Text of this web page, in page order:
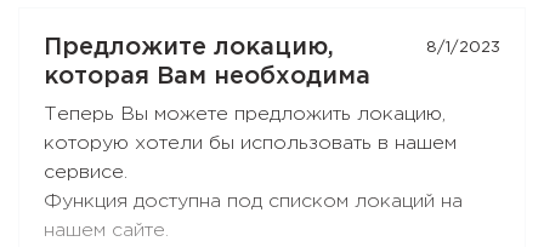
защищать весь трафик с Вашего компьютера.
Вы можете приобрести Toncoin на биржах
KuCoin
EXMO, а так же в
Телеграм-боте@wallet.
Обратите внимание, что
поддерживает комментарии в платеже, и с
него подписку оплатить не получится.
Предложите локацию,
которая Вам необходима
8/1/2023
Теперь Вы можете предложить локацию,
которую хотели бы использовать в нашем
сервисе.
Функция доступна под списком локаций на
нашем сайте.